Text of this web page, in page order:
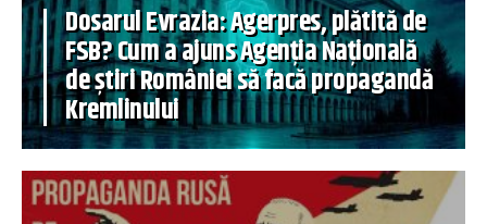
Dosarul Evrazia: Agerpres, plătită de
FSB? Cum a ajuns Agenția Națională
de știri României să facă propagandă
Kremlinului